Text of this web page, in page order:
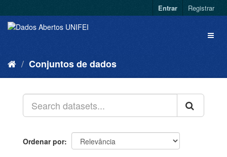
Entrar Registrar
Conjuntos de dados
Ordenar por